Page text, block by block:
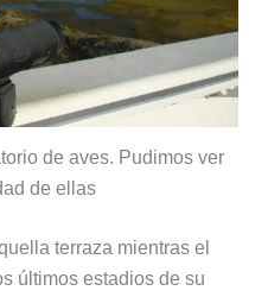
de aves. Pudimos ver
de ellas
terraza mientras el
últimos estadios de su